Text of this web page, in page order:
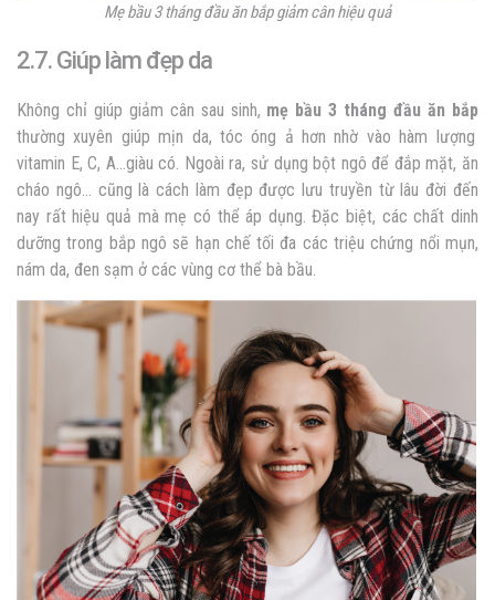
Mẹ bầu 3 tháng đầu ăn bắp giảm cân hiệu quả
2.7. Giúp làm đẹp da
Không chỉ giúp giảm cân sau sinh, mẹ bầu 3 tháng đầu ăn bắp
thường xuyên giúp mịn da, tóc óng ả hơn nhờ vào hàm lượng
vitamin E, C, A…giàu có. Ngoài ra, sử dụng bột ngô để đắp mặt, ăn
cháo ngô… cũng là cách làm đẹp được lưu truyền từ lâu đời đến
nay rất hiệu quả mà mẹ có thể áp dụng. Đặc biệt, các chất dinh
dưỡng trong bắp ngô sẽ hạn chế tối đa các triệu chứng nổi mụn,
nám da, đen sạm ở các vùng cơ thể bà bầu.